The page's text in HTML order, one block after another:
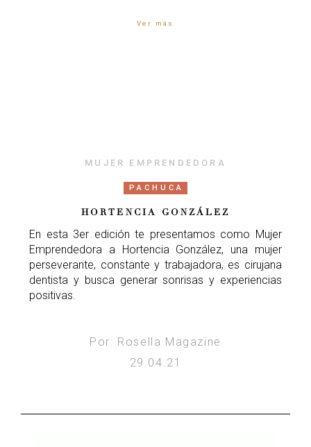
Ver más
MUJER EMPRENDEDORA
PACHUCA
HORTENCIA GONZÁLEZ
En esta 3er edición te presentamos como Mujer
Emprendedora a Hortencia González, una mujer
perseverante, constante y trabajadora, es cirujana
dentista y busca generar sonrisas y experiencias
positivas.
Por: Rosella Magazine
29.04.21